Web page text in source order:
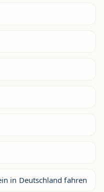
in Deutschland fahren